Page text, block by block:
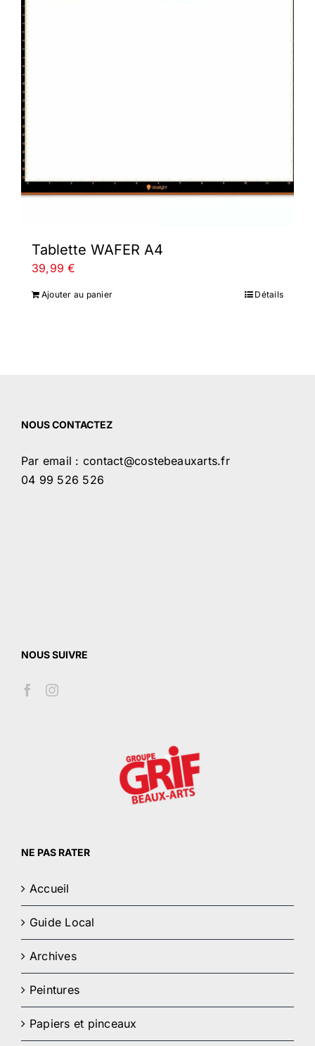
Tablette WAFER A4
39,99€
Ajouter au panier Détails
NOUS CONTACTEZ
Par email : contact@costebeauxarts.fr
04 99 526 526
NOUS SUIVRE
NE PAS RATER
Accueil
Guide Local
Archives
Peintures
Papiers et pinceaux